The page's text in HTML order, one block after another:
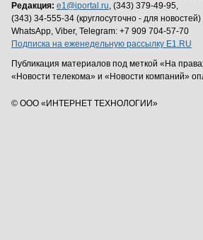
Редакция: e1@iportal.ru, (343) 379-49-95,
(343) 34-555-34 (круглосуточно - для новостей)
WhatsApp, Viber, Telegram: +7 909 704-57-70
Подписка на еженедельную рассылку E1.RU
Публикация материалов под меткой «На
«Новости телекома» и «Новости компаний»
© ООО «ИНТЕРНЕТ ТЕХНОЛОГИИ»